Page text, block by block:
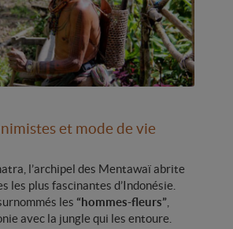
et mode de vie
l’archipel des Mentawaï abrite
les plus fascinantes d’Indonésie.
les “hommes-fleurs”,
avec la jungle qui les entoure.